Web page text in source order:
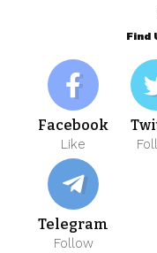
Find
Facebook
Like
Telegram
Follow